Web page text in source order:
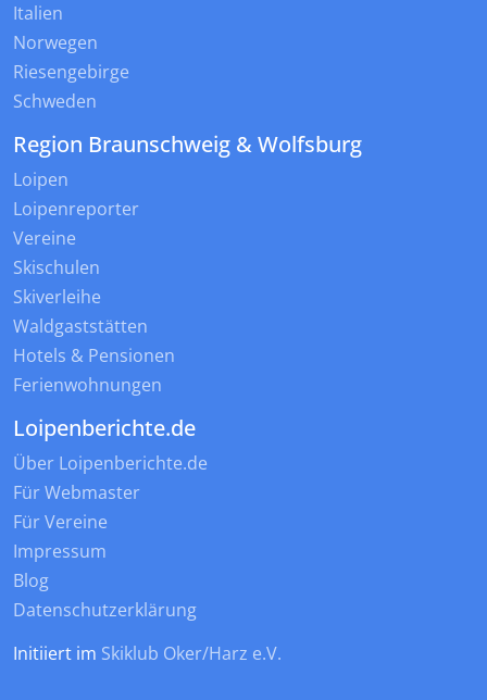
Italien
Norwegen
Riesengebirge
Schweden
Region Braunschweig & Wolfsburg
Loipen
Loipenreporter
Vereine
Skischulen
Skiverleihe
Waldgaststätten
Hotels & Pensionen
Ferienwohnungen
Loipenberichte.de
Über Loipenberichte.de
Für Webmaster
Für Vereine
Impressum
Blog
Datenschutzerklärung
Initiiert im Skiklub Oker/Harz e.V.